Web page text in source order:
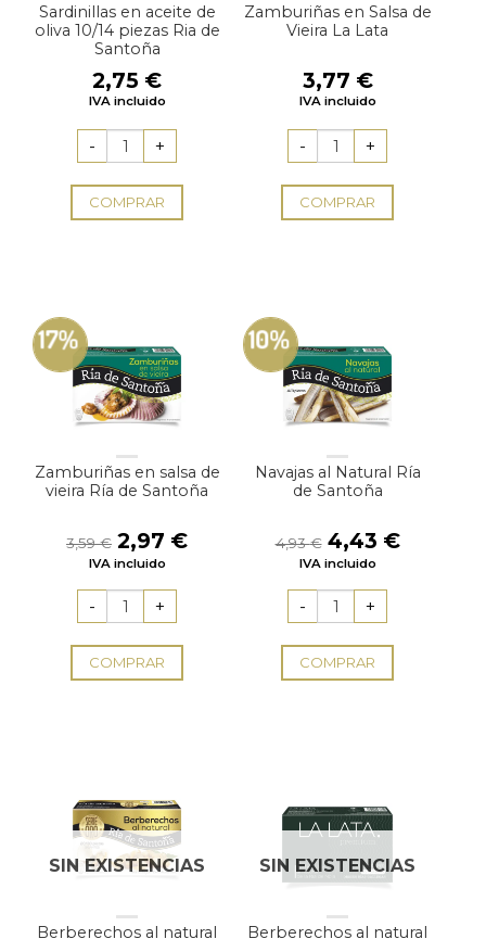
Sardinillas en aceite de
oliva 10/14 piezas Ria de
Santoña
2,75 €
IVA incluido
COMPRAR
Zamburiñas en Salsa de
Vieira La Lata
3,77 €
IVA incluido
COMPRAR
17%
Zamburiñas en salsa de
vieira Ría de Santoña
3,59€ El
precio
era:
3,59 €.
2,97 €El
IVA incluido
COMPRAR
10%
Navajas al Natural Ría
de Santoña
4,93€ El
precio
era:
4,93 €.
4,43 €El
IVA incluido
COMPRAR
SIN EXISTENCIAS
Berberechos al natural
SIN EXISTENCIAS
Berberechos al natural